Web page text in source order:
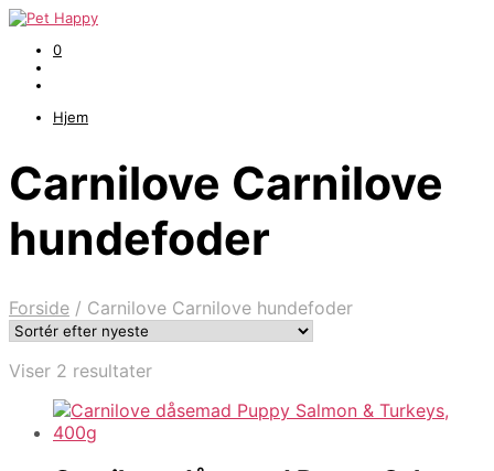
0
Hjem
Carnilove Carnilove
hundefoder
Forside / Carnilove Carnilove hundefoder
Viser 2 resultaterSorteret
seneste